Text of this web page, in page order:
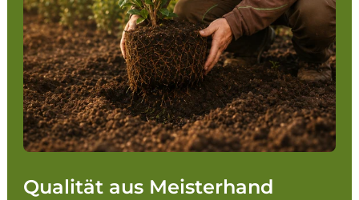
Qualität aus Meisterhand